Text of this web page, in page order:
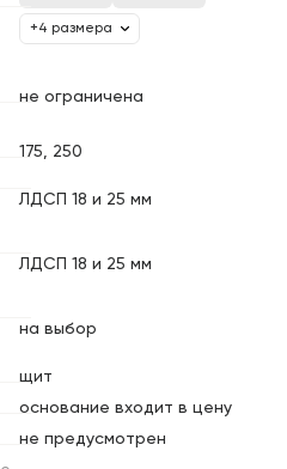
+4 размера
не ограничена
175, 250
ЛДСП 18 и 25 мм
ЛДСП 18 и 25 мм
на выбор
щит
основание входит в цену
не предусмотрен